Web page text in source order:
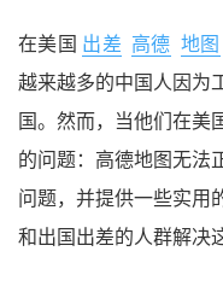
在美国 出差 高德 地图
越来越多的中国人因为
国。然而，当他们在美
的问题：高德地图无法
问题，并提供一些实用
和出国出差的人群解决